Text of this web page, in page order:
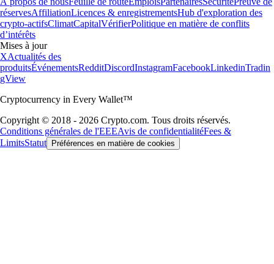
réservesAffiliationLicences & enregistrementsHub d'exploration des
crypto-actifsClimatCapitalVérifierPolitique en matière de conflits
d’intérêts
Mises à jour
XActualités des
produitsÉvénementsRedditDiscordInstagramFacebookLinkedinTradin
gView
Cryptocurrency in Every Wallet™
Copyright © 2018 - 2026 Crypto.com. Tous droits réservés.
Conditions générales de l'EEEAvis de confidentialitéFees &
LimitsStatut Préférences en matière de cookies